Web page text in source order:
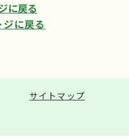
に戻る
ジに戻る
サイトマップ